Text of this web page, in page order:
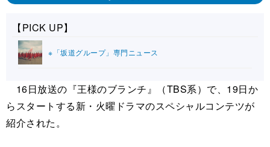
【PICK UP】
※「坂道グループ」専門ニュース
16日放送の『王様のブランチ』（TBS系）で、19日か
らスタートする新・火曜ドラマのスペシャルコンテツが
紹介された。